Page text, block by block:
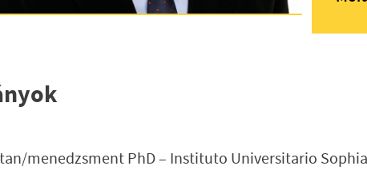
menedzsment PhD – Instituto Universitario